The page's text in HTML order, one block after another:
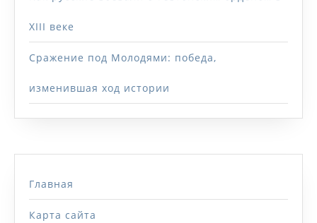
XIII веке
Сражение под Молодями: победа,
изменившая ход истории
Главная
Карта сайта